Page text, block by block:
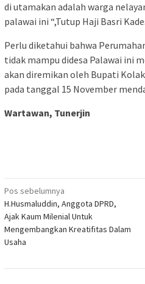
di utamakan adalah warga
palawai ini “,Tutup Haji Basri
Perlu diketahui bahwa
tidak mampu didesa Palawai ini
akan diremikan oleh Bupati
pada tanggal 15 November
Wartawan, Tunerjin
Navigasi
pos
Pos sebelumnya
H.Husmaluddin, Anggota DPRD,
Ajak Kaum Milenial Untuk
Mengembangkan Kreatifitas Dalam
Usaha